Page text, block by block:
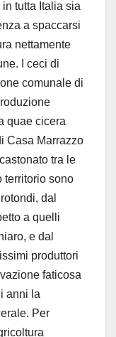
tutta Italia sia
a spaccarsi
nettamente
I ceci di
comunale di
quae cicera
Casa Marrazzo
tra le
territorio sono
dal
a quelli
e dal
produttori
faticosa
anni la
Per